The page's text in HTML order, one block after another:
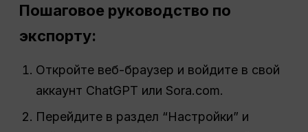
Пошаговое руководство по
экспорту:
Откройте веб-браузер и войдите в свой
аккаунт ChatGPT или Sora.com.
Перейдите в раздел “Настройки” и